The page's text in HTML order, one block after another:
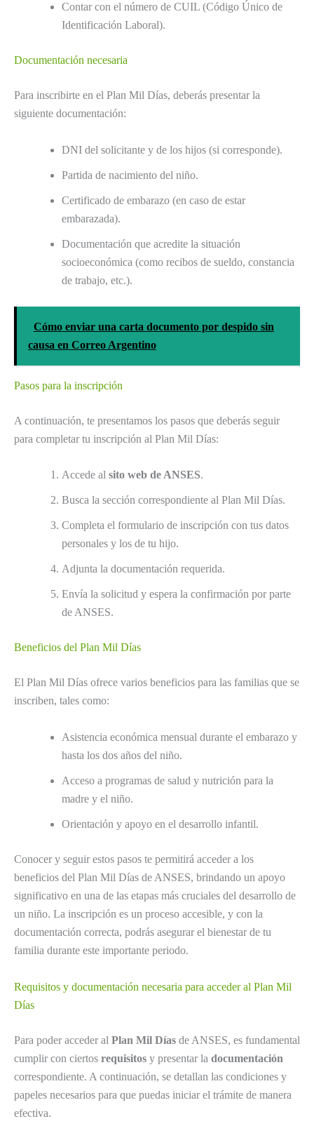
Contar con el número de CUIL (Código Único de
Identificación Laboral).
Documentación necesaria
Para inscribirte en el Plan Mil Días, deberás presentar la
siguiente documentación:
DNI del solicitante y de los hijos (si corresponde).
Partida de nacimiento del niño.
Certificado de embarazo (en caso de estar
embarazada).
Documentación que acredite la situación
socioeconómica (como recibos de sueldo, constancia
de trabajo, etc.).
Cómo enviar una carta documento por despido sin
causa en Correo Argentino
Pasos para la inscripción
A continuación, te presentamos los pasos que deberás seguir
para completar tu inscripción al Plan Mil Días:
Accede al sito web de ANSES.
Busca la sección correspondiente al Plan Mil Días.
Completa el formulario de inscripción con tus datos
personales y los de tu hijo.
Adjunta la documentación requerida.
Envía la solicitud y espera la confirmación por parte
de ANSES.
Beneficios del Plan Mil Días
El Plan Mil Días ofrece varios beneficios para las familias que se
inscriben, tales como:
Asistencia económica mensual durante el embarazo y
hasta los dos años del niño.
Acceso a programas de salud y nutrición para la
madre y el niño.
Orientación y apoyo en el desarrollo infantil.
Conocer y seguir estos pasos te permitirá acceder a los
beneficios del Plan Mil Días de ANSES, brindando un apoyo
significativo en una de las etapas más cruciales del desarrollo de
un niño. La inscripción es un proceso accesible, y con la
documentación correcta, podrás asegurar el bienestar de tu
familia durante este importante periodo.
Requisitos y documentación necesaria para acceder al Plan Mil
Días
Para poder acceder al Plan Mil Días de ANSES, es fundamental
cumplir con ciertos requisitos y presentar la documentación
correspondiente. A continuación, se detallan las condiciones y
papeles necesarios para que puedas iniciar el trámite de manera
efectiva.